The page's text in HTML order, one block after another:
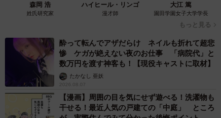
森岡 浩
姓氏研究家
ハイヒール・リンゴ
漫才師
大江 篤
園田学園女子大学学長
もっと見る
酔って転んでアザだらけ ネイルも折れて超悲
惨 ケガが絶えない夜のお仕事 「病院代」と
数万円を渡す神客も！【現役キャストに取材】
たかなし 亜妖
2026.08.07
【漫画】周囲の目を気にせず遊べる！洗濯物も
干せる！最近人気の戸建ての「中庭」 ところ